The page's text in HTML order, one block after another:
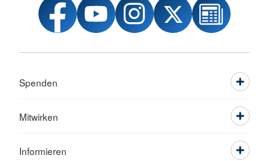
Spenden
Mitwirken
Informieren